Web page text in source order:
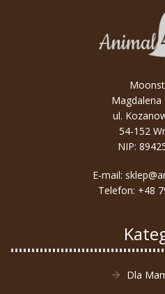
ul.
54-152
NIP:
E-mail:
Telefon: +48
Dla